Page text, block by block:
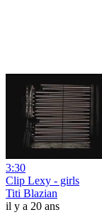
3:30
Clip Lexy - girls
Titi Blazian
il y a 20 ans